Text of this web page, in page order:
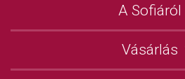
A Sofiáról
Vásárlás